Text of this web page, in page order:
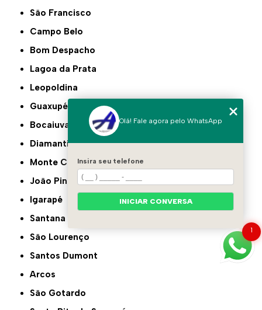
São Francisco
Campo Belo
Bom Despacho
Lagoa da Prata
Leopoldina
Guaxupé
Bocaiuva
Diamantina
Monte Carmelo
João Pinheiro
Igarapé
Santana do Paraíso
São Lourenço
Santos Dumont
Arcos
São Gotardo
1
Olá! Fale agora pelo WhatsApp
Insira seu telefone
INICIAR CONVERSA